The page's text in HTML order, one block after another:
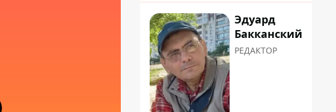
Эдуард
Бакканский
РЕДАКТОР